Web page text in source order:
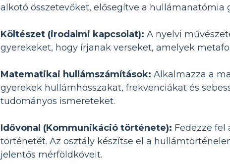
alkotó összetevőket, elősegítve a hullámanatómia
Költészet (irodalmi kapcsolat): A nyelvi
gyerekeket, hogy írjanak verseket, amelyek
Matematikai hullámszámítások: Alkalmazza a
gyerekek hullámhosszakat, frekvenciákat és
tudományos ismereteket.
Idővonal (Kommunikáció története): Fedezze
történetét. Az osztály készítse el a
jelentős mérföldköveit.